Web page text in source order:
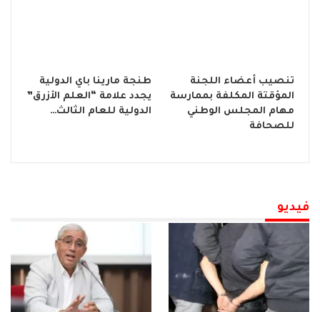
تنصيب أعضاء اللجنة
المؤقتة المكلفة بممارسة
مهام المجلس الوطني
للصحافة
طنجة مارينا باي الدولية
يجدد علامة “العلم الأزرق”
الدولية للعام الثالث…
فيديو